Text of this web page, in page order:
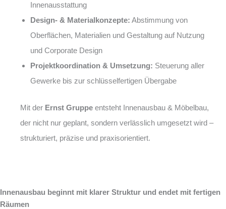
Innenausstattung
Design- & Materialkonzepte: Abstimmung von
Oberflächen, Materialien und Gestaltung auf Nutzung
und Corporate Design
Projektkoordination & Umsetzung: Steuerung aller
Gewerke bis zur schlüsselfertigen Übergabe
Mit der Ernst Gruppe entsteht Innenausbau & Möbelbau,
der nicht nur geplant, sondern verlässlich umgesetzt wird –
strukturiert, präzise und praxisorientiert.
Innenausbau beginnt mit klarer Struktur und endet mit fertigen
Räumen